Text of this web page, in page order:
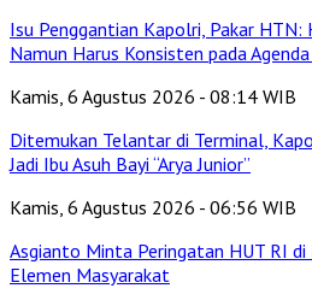
Isu Penggantian Kapolri, Pakar HTN:
Namun Harus Konsisten pada
Kamis, 6 Agustus 2026 - 08:14 WIB
Ditemukan Telantar di Terminal,
Jadi Ibu Asuh Bayi “Arya Junior”
Kamis, 6 Agustus 2026 - 06:56 WIB
Asgianto Minta Peringatan HUT RI
Elemen Masyarakat